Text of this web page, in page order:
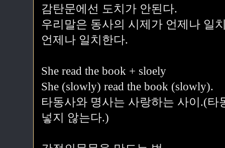
감탄문에선 도치가 안된다.
우리말은 동사의 시제가 언제나 일
언제나 일치한다.
She read the book + sloely
She (slowly) read the book (slowly).
타동사와 명사는 사랑하는 사이.(
넣지 않는다.)